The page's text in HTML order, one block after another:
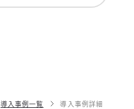
導入事例一覧 導入事例詳細